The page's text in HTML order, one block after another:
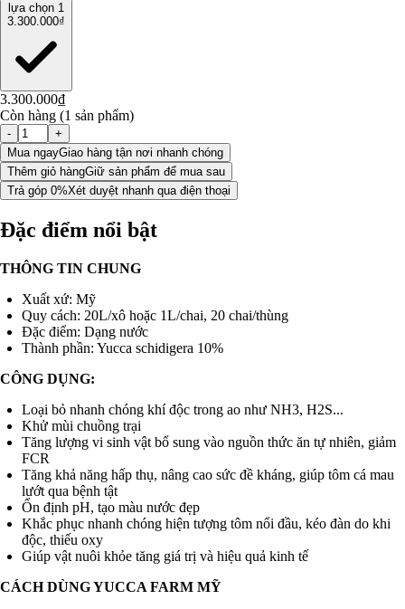
lựa chọn 1
3.300.000₫
3.300.000₫
Còn hàng (1 sản phẩm)
-
+
Mua ngayGiao hàng tận nơi nhanh chóng
Thêm giỏ hàngGiữ sản phẩm để mua sau
Trả góp 0%Xét duyệt nhanh qua điện thoại
Đặc điểm nổi bật
THÔNG TIN CHUNG
Xuất xứ: Mỹ
Quy cách: 20L/xô hoặc 1L/chai, 20 chai/thùng
Đặc điểm: Dạng nước
Thành phần: Yucca schidigera 10%
CÔNG DỤNG:
Loại bỏ nhanh chóng khí độc trong ao như NH3, H2S...
Khử mùi chuồng trại
Tăng lượng vi sinh vật bổ sung vào nguồn thức ăn tự nhiên, giảm
FCR
Tăng khả năng hấp thụ, nâng cao sức đề kháng, giúp tôm cá mau
lướt qua bệnh tật
Ổn định pH, tạo màu nước đẹp
Khắc phục nhanh chóng hiện tượng tôm nổi đầu, kéo đàn do khi
độc, thiếu oxy
Giúp vật nuôi khỏe tăng giá trị và hiệu quả kinh tế
CÁCH DÙNG YUCCA FARM MỸ